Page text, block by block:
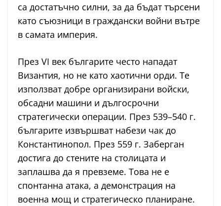
са достатъчно силни, за да бъдат търсени
като съюзници в граждански войни вътре
в самата империя.
През VI век българите често нападат
Византия, но не като хаотични орди. Те
използват добре организирани войски,
обсадни машини и дългосрочни
стратегически операции. През 539–540 г.
българите извършват набези чак до
Константинопол. През 559 г. Заберган
достига до стените на столицата и
заплашва да я превземе. Това не е
спонтанна атака, а демонстрация на
военна мощ и стратегическо планиране.